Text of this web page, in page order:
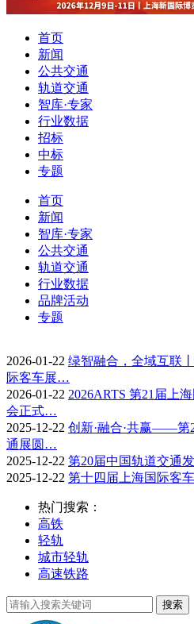
首页
新闻
公共交通
轨道交通
智库·专家
行业数据
招标
中标
专题
首页
新闻
智库·专家
公共交通
轨道交通
行业数据
品牌活动
专题
2026-01-22 绿智融合，全域互联
际客车展…
2026-01-22 2026ARTS 第21届上
会正式…
2025-12-22 创新·融合·共赢——第
通展圆…
2025-12-22 第20届中国轨道交通
2025-12-22 第十四届上海国际客
热门搜索：
高铁
轻轨
城市轻轨
高速铁路